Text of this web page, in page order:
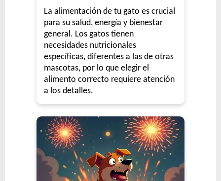
La alimentación de tu gato es crucial
para su salud, energía y bienestar
general. Los gatos tienen
necesidades nutricionales
específicas, diferentes a las de otras
mascotas, por lo que elegir el
alimento correcto requiere atención
a los detalles.